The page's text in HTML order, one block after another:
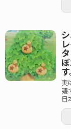
す
実
議
日